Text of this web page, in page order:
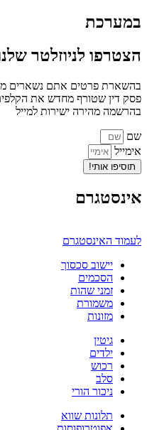
במערכת
הצטרפו לניוזלטר
בהשארת פרטים אתם נשארים
פסק דין שטורף מחדש את
בהרשמה מהירה ישירות למייל
שם
אימייל
תוסיפו אותי!
אינסטגרם
לעמוד האינסטגרם
יישוב סכסוך
הסכמים
זמני שהות
משמורת
מזונות
גיטין
ילדים
רכוש
סלב
ניכור הורי
תלונות שווא